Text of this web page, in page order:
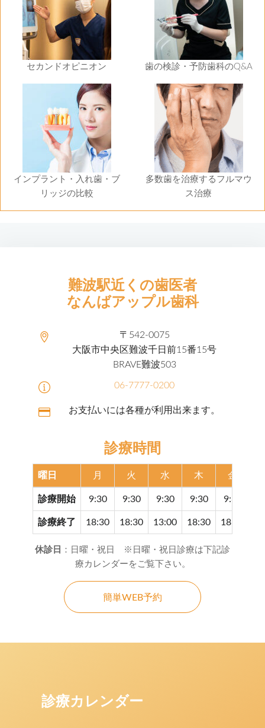
セカンドオピニオン 歯の検診・予防歯科のQ&A
インプラント・入れ歯・ブ
リッジの比較
多数歯を治療するフルマウ
ス治療
難波駅近くの歯医者
なんばアップル歯科
〒542-0075
大阪市中央区難波千日前15番15号
BRAVE難波503
06-7777-0200
お支払いには各種が利用出来ます。
診療時間
曜日 月 火 水 木 金
診療開始 9:30 9:30 9:30 9:30 9:30
診療終了 18:30 18:30 13:00 18:30 18:30
休診日 ：日曜・祝日 ※日曜・祝日診療は下記診
療カレンダーをご覧下さい。
簡単WEB予約
診療カレンダー